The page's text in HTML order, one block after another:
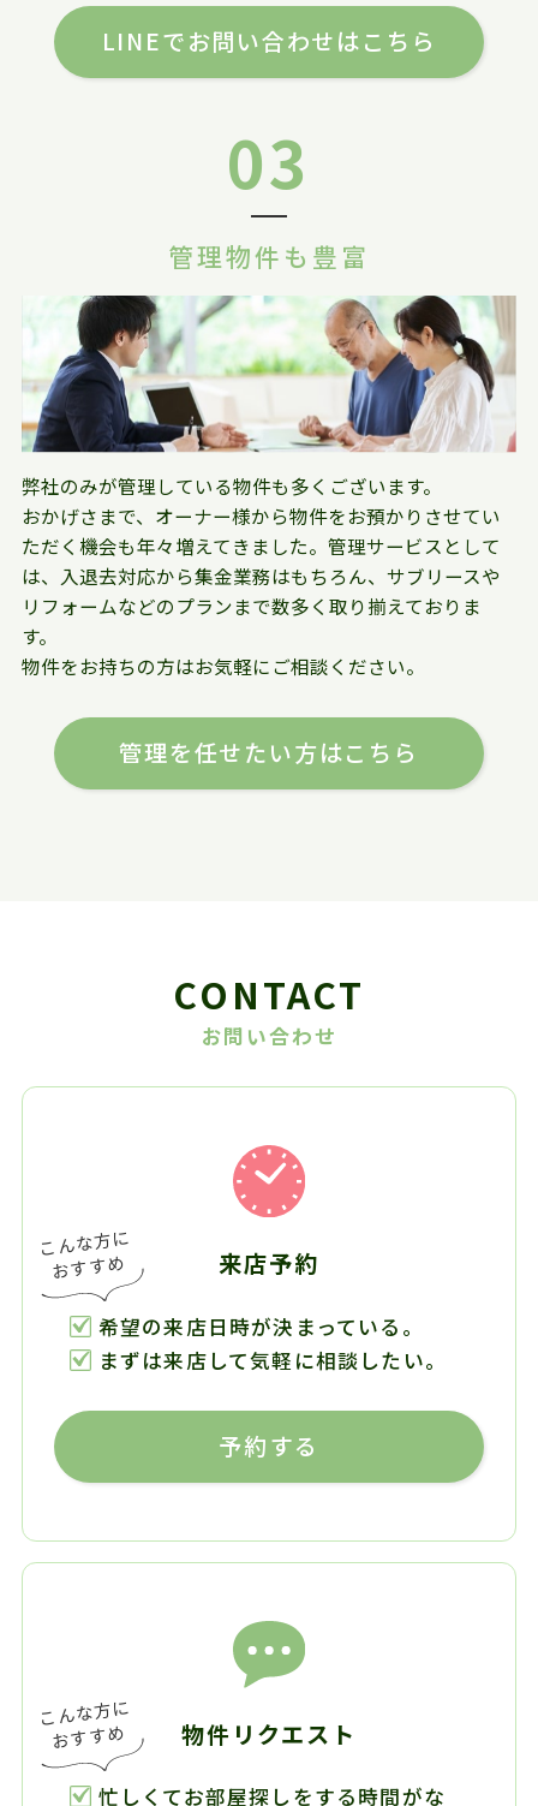
LINEでお問い合わせはこちら
03
管理物件も豊富
弊社のみが管理している物件も多くございます。
おかげさまで、オーナー様から物件をお預かりさせてい
ただく機会も年々増えてきました。管理サービスとして
は、入退去対応から集金業務はもちろん、サブリースや
リフォームなどのプランまで数多く取り揃えておりま
す。
物件をお持ちの方はお気軽にご相談ください。
管理を任せたい方はこちら
CONTACT
お問い合わせ
来店予約
希望の来店日時が決まっている。
まずは来店して気軽に相談したい。
予約する
物件リクエスト
忙しくてお部屋探しをする時間がな